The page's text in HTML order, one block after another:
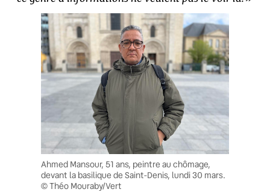
Ahmed Mansour, 51 ans, peintre au chômage,
devant la basilique de Saint-Denis, lundi 30 mars.
© Théo Mouraby/Vert